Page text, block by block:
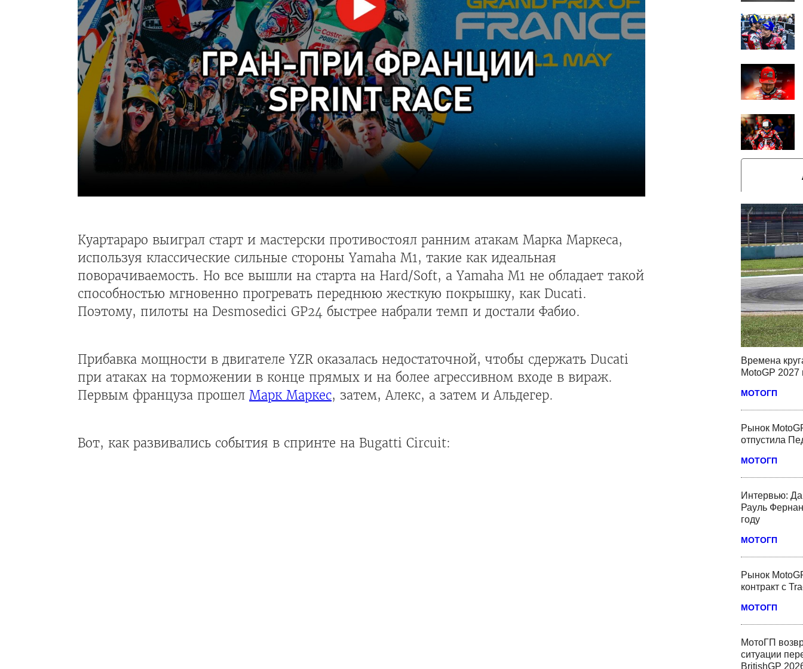
Времена
MotoGP
МОТОГП
Рынок
отпустила
МОТОГП
Интервью:
Рауль
году
МОТОГП
Рынок
контракт с
МОТОГП
МотоГП
ситуации
BritishGP
Куартараро выиграл старт и мастерски противостоял ранним атакам Марка Маркеса,
используя классические сильные стороны Yamaha M1, такие как идеальная
поворачиваемость. Но все вышли на старта на Hard/Soft, а Yamaha M1 не обладает такой
способностью мгновенно прогревать переднюю жесткую покрышку, как Ducati.
Поэтому, пилоты на Desmosedici GP24 быстрее набрали темп и достали Фабио.
Прибавка мощности в двигателе YZR оказалась недостаточной, чтобы сдержать Ducati
при атаках на торможении в конце прямых и на более агрессивном входе в вираж.
Первым француза прошел Марк Маркес, затем, Алекс, а затем и Альдегер.
Вот, как развивались события в спринте на Bugatti Circuit: